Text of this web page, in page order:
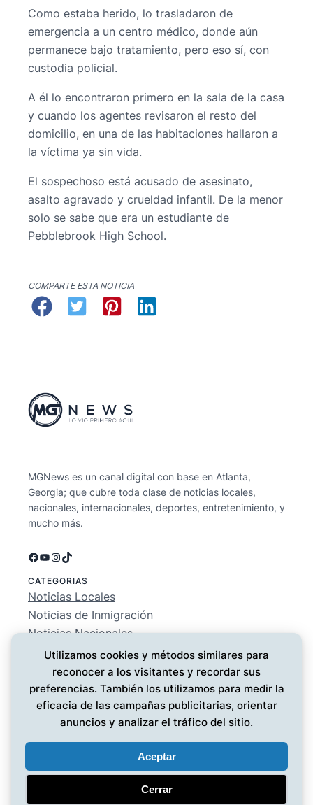
Como estaba herido, lo trasladaron de
emergencia a un centro médico, donde aún
permanece bajo tratamiento, pero eso sí, con
custodia policial.
A él lo encontraron primero en la sala de la casa
y cuando los agentes revisaron el resto del
domicilio, en una de las habitaciones hallaron a
la víctima ya sin vida.
El sospechoso está acusado de asesinato,
asalto agravado y crueldad infantil. De la menor
solo se sabe que era un estudiante de
Pebblebrook High School.
COMPARTE ESTA NOTICIA
MGNews es un canal digital con base en Atlanta,
Georgia; que cubre toda clase de noticias locales,
nacionales, internacionales, deportes, entretenimiento, y
mucho más.
Facebook
YouTube
Instagram
TikTok
CATEGORIAS
Noticias Locales
Noticias de Inmigración
Noticias Nacionales
Deportes
Entretenimiento
EMPRESA
Conócenos
Política de Privacidad
Utilizamos cookies y métodos similares para
reconocer a los visitantes y recordar sus
preferencias. También los utilizamos para medir la
eficacia de las campañas publicitarias, orientar
anuncios y analizar el tráfico del sitio.
Aceptar
Cerrar